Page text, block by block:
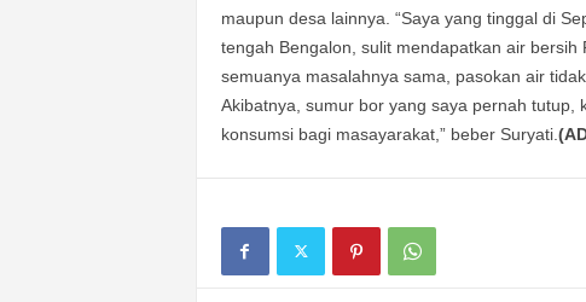
maupun desa lainnya. “Saya yang tinggal di
tengah Bengalon, sulit mendapatkan air
semuanya masalahnya sama, pasokan air
Akibatnya, sumur bor yang saya pernah tutup,
konsumsi bagi masayarakat,” beber Suryati.